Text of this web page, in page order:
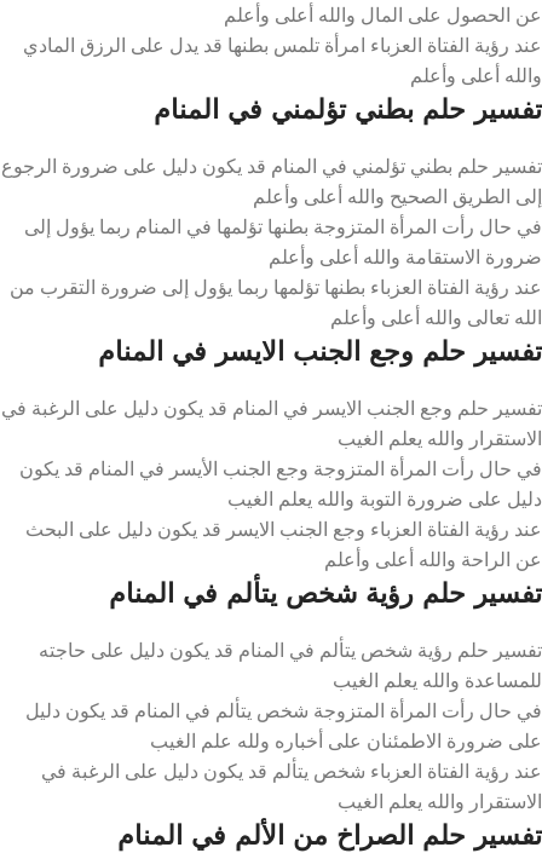
عن الحصول على المال والله أعلى وأعلم
عند رؤية الفتاة العزباء امرأة تلمس بطنها قد يدل على الرزق المادي
والله أعلى وأعلم
تفسير حلم بطني تؤلمني في المنام
تفسير حلم بطني تؤلمني في المنام قد يكون دليل على ضرورة الرجوع
إلى الطريق الصحيح والله أعلى وأعلم
في حال رأت المرأة المتزوجة بطنها تؤلمها في المنام ربما يؤول إلى
ضرورة الاستقامة والله أعلى وأعلم
عند رؤية الفتاة العزباء بطنها تؤلمها ربما يؤول إلى ضرورة التقرب من
الله تعالى والله أعلى وأعلم
تفسير حلم وجع الجنب الايسر في المنام
تفسير حلم وجع الجنب الايسر في المنام قد يكون دليل على الرغبة في
الاستقرار والله يعلم الغيب
في حال رأت المرأة المتزوجة وجع الجنب الأيسر في المنام قد يكون
دليل على ضرورة التوبة والله يعلم الغيب
عند رؤية الفتاة العزباء وجع الجنب الايسر قد يكون دليل على البحث
عن الراحة والله أعلى وأعلم
تفسير حلم رؤية شخص يتألم في المنام
تفسير حلم رؤية شخص يتألم في المنام قد يكون دليل على حاجته
للمساعدة والله يعلم الغيب
في حال رأت المرأة المتزوجة شخص يتألم في المنام قد يكون دليل
على ضرورة الاطمئنان على أخباره ولله علم الغيب
عند رؤية الفتاة العزباء شخص يتألم قد يكون دليل على الرغبة في
الاستقرار والله يعلم الغيب
تفسير حلم الصراخ من الألم في المنام